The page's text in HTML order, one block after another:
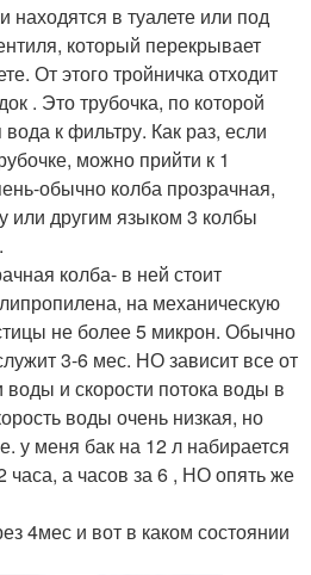
находятся в туалете или под
который перекрывает
От этого тройничка отходит
. Это трубочка, по которой
к фильтру. Как раз, если
можно прийти к 1
обычно колба прозрачная,
или другим языком 3 колбы
колба- в ней стоит
на механическую
не более 5 микрон. Обычно
3-6 мес. НО зависит все от
воды и скорости потока воды в
воды очень низкая, но
у меня бак на 12 л набирается
часа, а часов за 6 , НО опять же
4мес и вот в каком состоянии